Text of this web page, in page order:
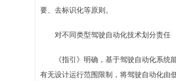
要、去标识化等原则。
对不同类型驾驶自动化技术划分责任
《指引》明确，基于驾驶自动化系统能
有无设计运行范围限制，将驾驶自动化由